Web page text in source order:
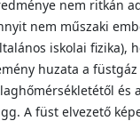
nem ritkán
nem műszaki
iskolai fizika),
huzata a füstgáz
és
A füst elvezető